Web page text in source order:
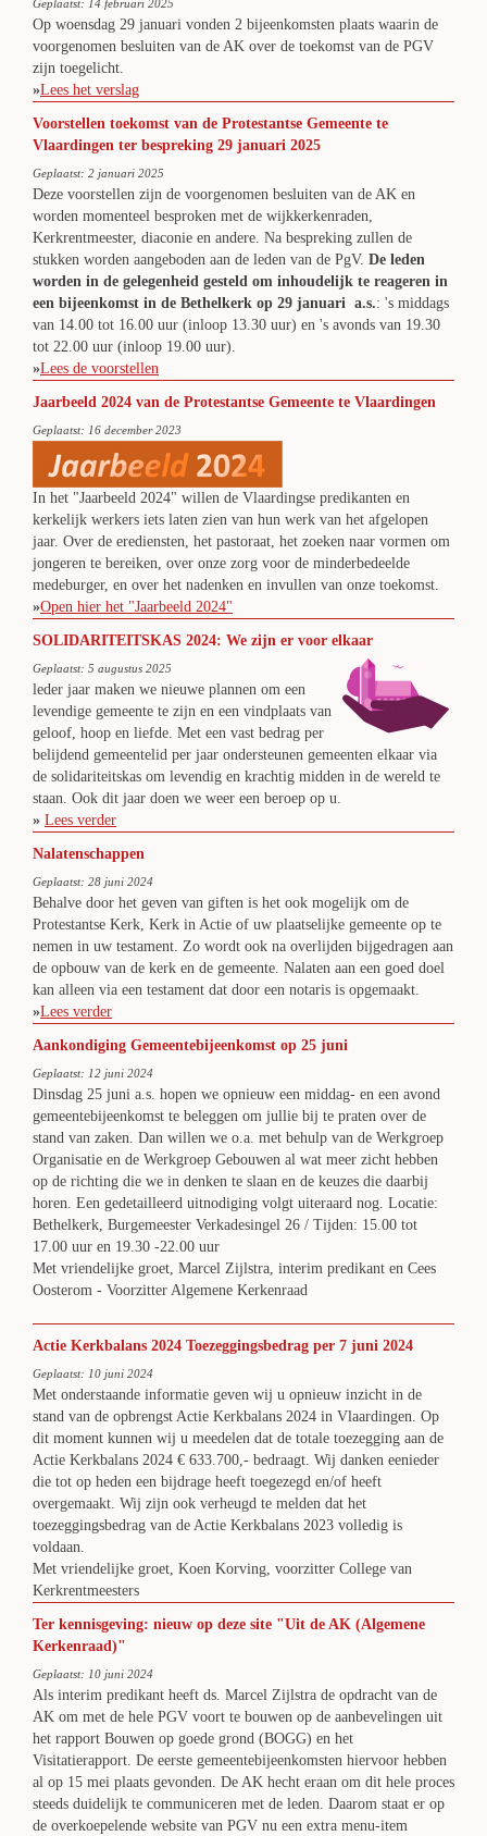
Geplaatst: 14 februari 2025
Op woensdag 29 januari vonden 2 bijeenkomsten plaats waarin de
voorgenomen besluiten van de AK over de toekomst van de PGV
zijn toegelicht.
»Lees het verslag
Voorstellen toekomst van de Protestantse Gemeente te
Vlaardingen ter bespreking 29 januari 2025
Geplaatst: 2 januari 2025
Deze voorstellen zijn de voorgenomen besluiten van de AK en
worden momenteel besproken met de wijkkerkenraden,
Kerkrentmeester, diaconie en andere. Na bespreking zullen de
stukken worden aangeboden aan de leden van de PgV. De leden
worden in de gelegenheid gesteld om inhoudelijk te reageren in
een bijeenkomst in de Bethelkerk op 29 januari a.s.: 's middags
van 14.00 tot 16.00 uur (inloop 13.30 uur) en 's avonds van 19.30
tot 22.00 uur (inloop 19.00 uur).
»Lees de voorstellen
Jaarbeeld 2024 van de Protestantse Gemeente te Vlaardingen
Geplaatst: 16 december 2023
In het "Jaarbeeld 2024" willen de Vlaardingse predikanten en
kerkelijk werkers iets laten zien van hun werk van het afgelopen
jaar. Over de erediensten, het pastoraat, het zoeken naar vormen om
jongeren te bereiken, over onze zorg voor de minderbedeelde
medeburger, en over het nadenken en invullen van onze toekomst.
»Open hier het "Jaarbeeld 2024"
SOLIDARITEITSKAS 2024: We zijn er voor elkaar
Geplaatst: 5 augustus 2025
leder jaar maken we nieuwe plannen om een
levendige gemeente te zijn en een vindplaats van
geloof, hoop en liefde. Met een vast bedrag per
belijdend gemeentelid per jaar ondersteunen gemeenten elkaar via
de solidariteitskas om levendig en krachtig midden in de wereld te
staan. Ook dit jaar doen we weer een beroep op u.
» Lees verder
Nalatenschappen
Geplaatst: 28 juni 2024
Behalve door het geven van giften is het ook mogelijk om de
Protestantse Kerk, Kerk in Actie of uw plaatselijke gemeente op te
nemen in uw testament. Zo wordt ook na overlijden bijgedragen aan
de opbouw van de kerk en de gemeente. Nalaten aan een goed doel
kan alleen via een testament dat door een notaris is opgemaakt.
»Lees verder
Aankondiging Gemeentebijeenkomst op 25 juni
Geplaatst: 12 juni 2024
Dinsdag 25 juni a.s. hopen we opnieuw een middag- en een avond
gemeentebijeenkomst te beleggen om jullie bij te praten over de
stand van zaken. Dan willen we o.a. met behulp van de Werkgroep
Organisatie en de Werkgroep Gebouwen al wat meer zicht hebben
op de richting die we in denken te slaan en de keuzes die daarbij
horen. Een gedetailleerd uitnodiging volgt uiteraard nog. Locatie:
Bethelkerk, Burgemeester Verkadesingel 26 / Tijden: 15.00 tot
17.00 uur en 19.30 -22.00 uur
Met vriendelijke groet, Marcel Zijlstra, interim predikant en Cees
Oosterom - Voorzitter Algemene Kerkenraad
Actie Kerkbalans 2024 Toezeggingsbedrag per 7 juni 2024
Geplaatst: 10 juni 2024
Met onderstaande informatie geven wij u opnieuw inzicht in de
stand van de opbrengst Actie Kerkbalans 2024 in Vlaardingen. Op
dit moment kunnen wij u meedelen dat de totale toezegging aan de
Actie Kerkbalans 2024 € 633.700,- bedraagt. Wij danken eenieder
die tot op heden een bijdrage heeft toegezegd en/of heeft
overgemaakt. Wij zijn ook verheugd te melden dat het
toezeggingsbedrag van de Actie Kerkbalans 2023 volledig is
voldaan.
Met vriendelijke groet, Koen Korving, voorzitter College van
Kerkrentmeesters
Ter kennisgeving: nieuw op deze site "Uit de AK (Algemene
Kerkenraad)"
Geplaatst: 10 juni 2024
Als interim predikant heeft ds. Marcel Zijlstra de opdracht van de
AK om met de hele PGV voort te bouwen op de aanbevelingen uit
het rapport Bouwen op goede grond (BOGG) en het
Visitatierapport. De eerste gemeentebijeenkomsten hiervoor hebben
al op 15 mei plaats gevonden. De AK hecht eraan om dit hele proces
steeds duidelijk te communiceren met de leden. Daarom staat er op
de overkoepelende website van PGV nu een extra menu-item